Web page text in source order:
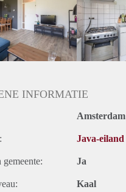
termijn
INFORMATIE
Amsterdam
Java-eiland
Ja
Kaal